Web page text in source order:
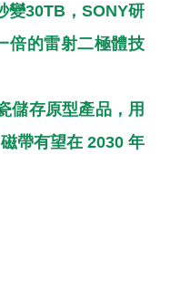
變30TB，SONY研
倍的雷射二極體技
儲存原型產品，用
帶有望在 2030 年